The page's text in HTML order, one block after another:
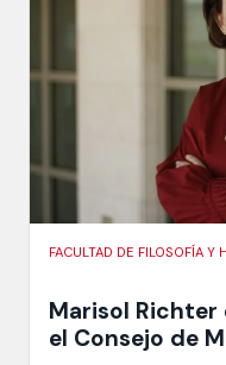
FACULTAD DE FILOSOFÍA
Marisol
el Consejo de